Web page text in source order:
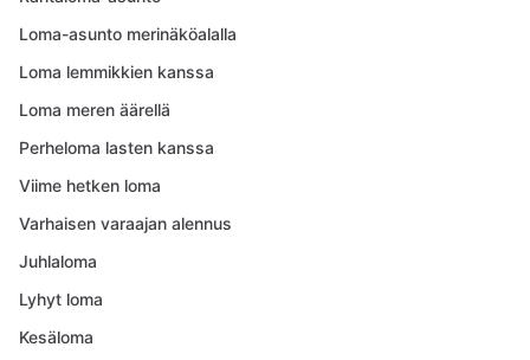
Loma-asunto merinäköalalla
Loma lemmikkien kanssa
Loma meren äärellä
Perheloma lasten kanssa
Viime hetken loma
Varhaisen varaajan alennus
Juhlaloma
Lyhyt loma
Kesäloma